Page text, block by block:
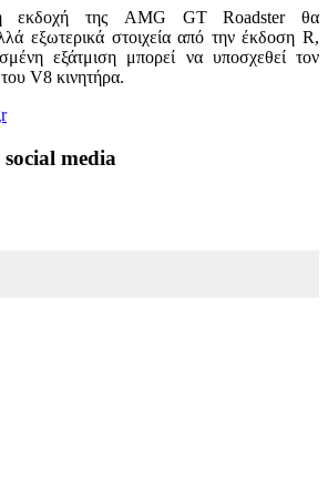
εκδοχή της AMG GT Roadster θα
εξωτερικά στοιχεία από την έκδοση R,
εξάτμιση μπορεί να υποσχεθεί τον
V8 κινητήρα.
media